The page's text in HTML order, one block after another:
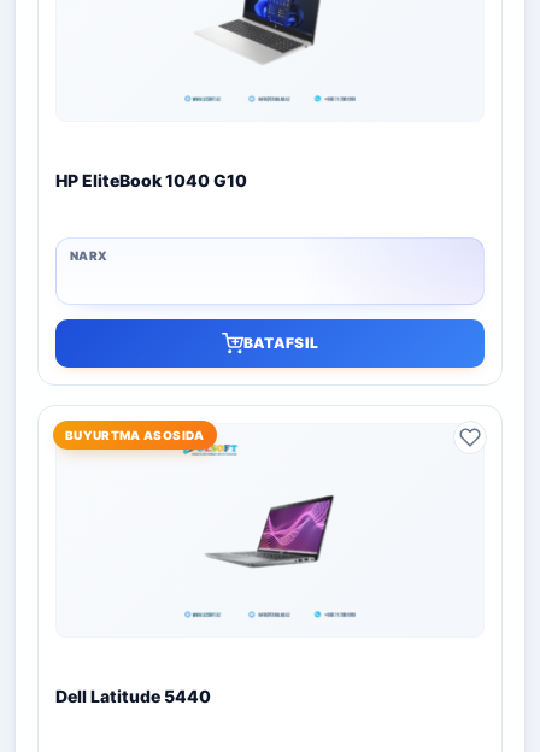
HP EliteBook 1040 G10
BATAFSIL
BUYURTMA ASOSIDA
Dell Latitude 5440